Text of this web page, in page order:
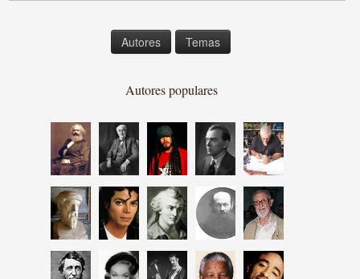
Autores Temas
Autores populares